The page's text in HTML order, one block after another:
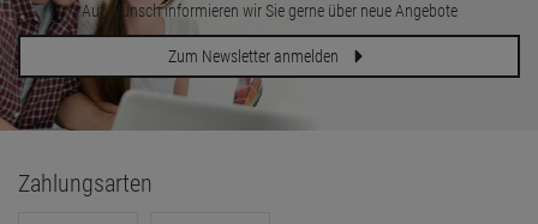
Auf Wunsch informieren wir Sie gerne über neue Angebote
Zum Newsletter anmelden
Zahlungsarten